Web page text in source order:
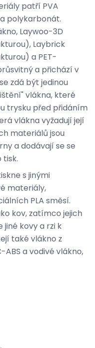
patří PVA
polykarbonát.
Laywoo-3D
Laybrick
a PET-
a přichází v
zdá být jedinou
vlákna, které
trysku před přidáním
vlákna vyžadují její
materiálů jsou
a dodávají se se
s jinými
materiály,
PLA směsí.
kov, zatímco jejich
jiné kovy a rzi k
také vlákno z
a vodivé vlákno,